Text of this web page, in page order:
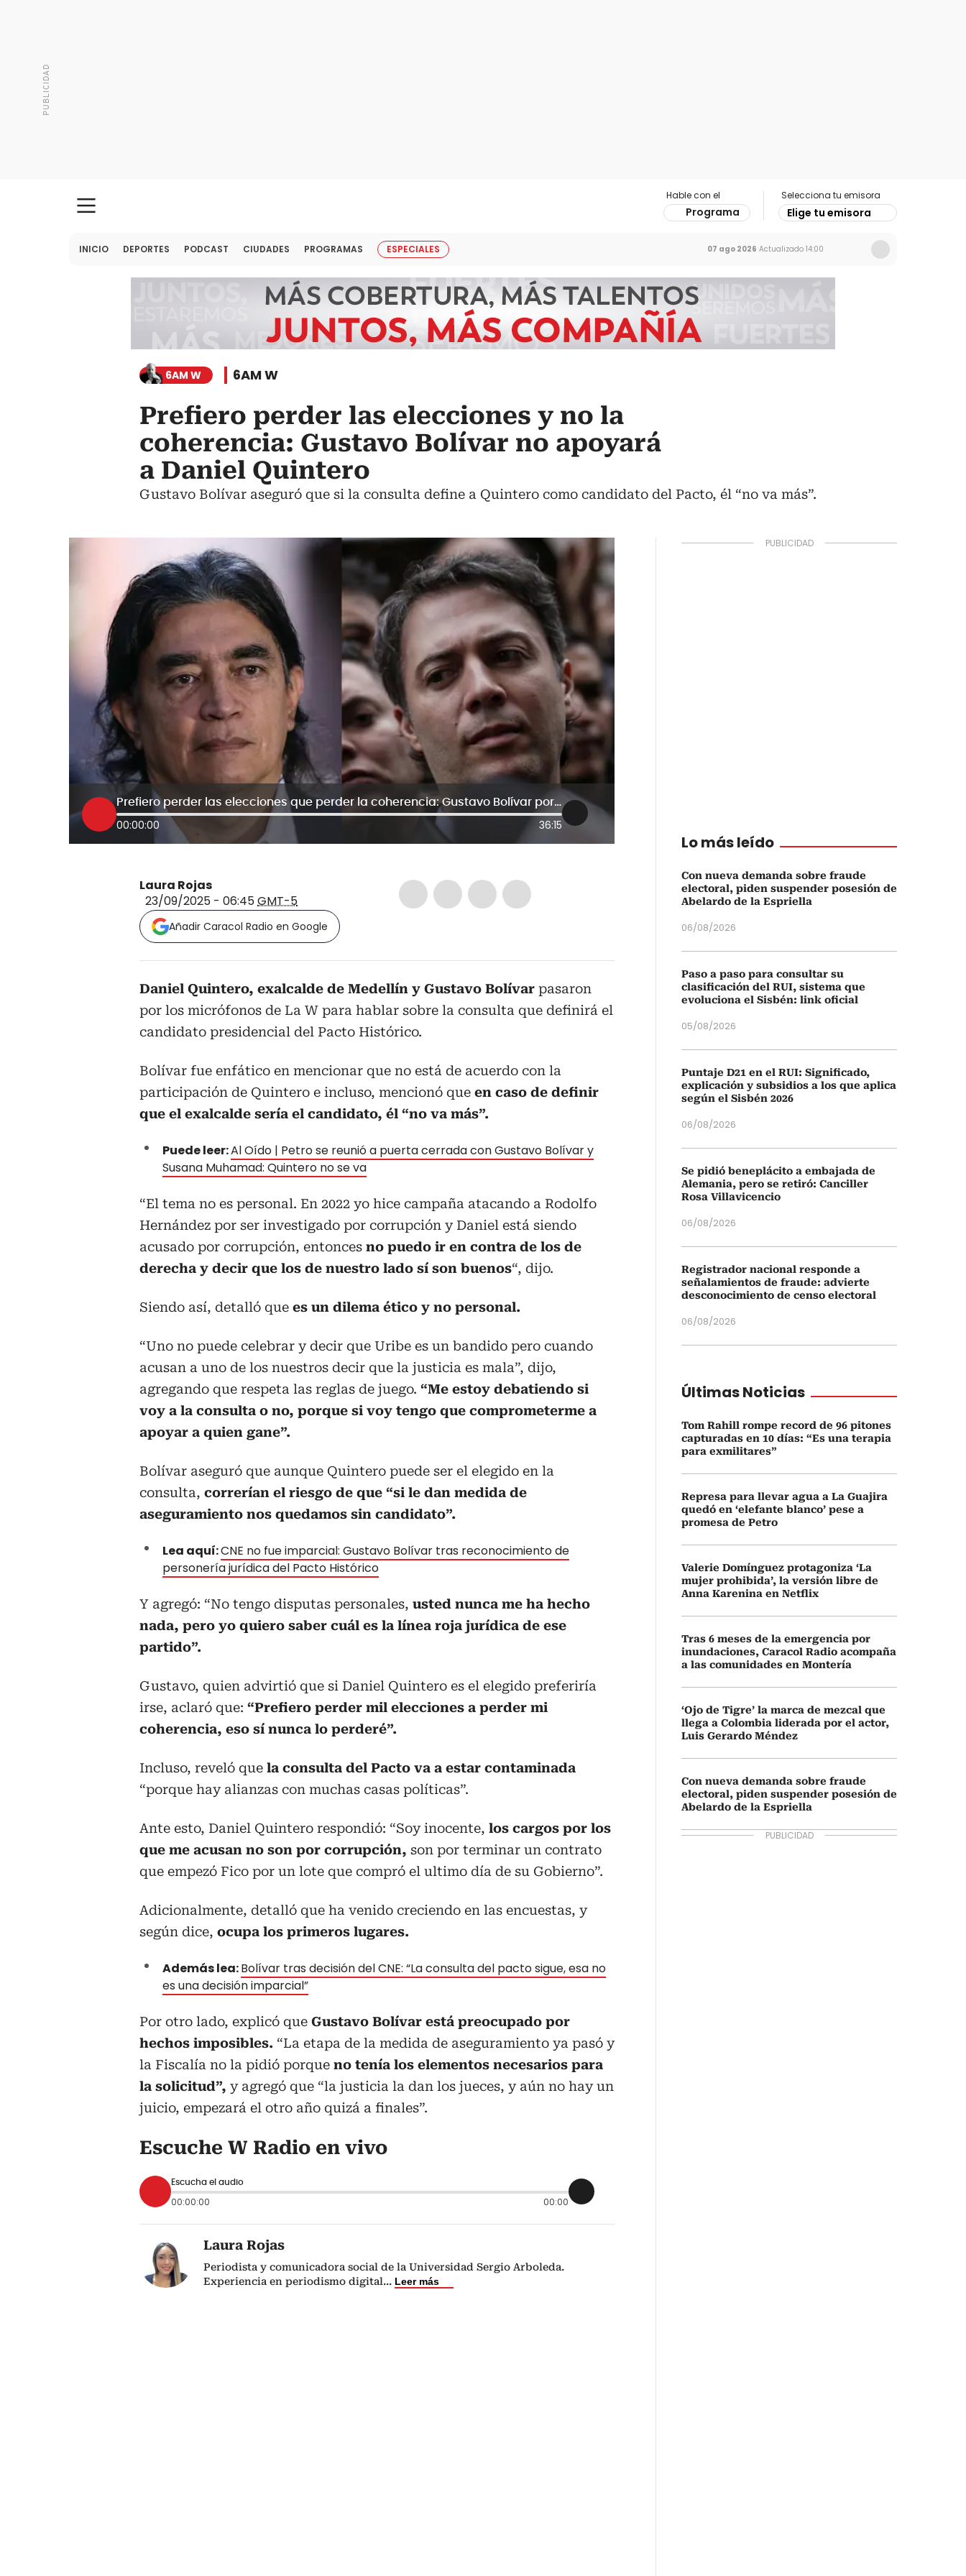
Hable con el
Programa
Selecciona tu emisora
Elige tu emisora
INICIO DEPORTES PODCAST CIUDADES PROGRAMAS ESPECIALES 07 ago 2026 Actualizado 14:00
6AM W 6AM W
Prefiero perder las elecciones y no la
coherencia: Gustavo Bolívar no apoyará
a Daniel Quintero
Gustavo Bolívar aseguró que si la consulta define a Quintero como candidato del Pacto, él “no va más”.
Prefiero perder las elecciones que perder la coherencia: Gustavo Bolívar por apoyo a Daniel Quintero
00:00:00 36:15
Laura Rojas
23/09/2025 - 06:45GMT-5
Añadir Caracol Radio en Google
Daniel Quintero, exalcalde de Medellín y Gustavo Bolívar pasaron
por los micrófonos de La W para hablar sobre la consulta que definirá el
candidato presidencial del Pacto Histórico.
Bolívar fue enfático en mencionar que no está de acuerdo con la
participación de Quintero e incluso, mencionó que en caso de definir
que el exalcalde sería el candidato, él “no va más”.
Puede leer:Al Oído | Petro se reunió a puerta cerrada con Gustavo Bolívar y
Susana Muhamad: Quintero no se va
“El tema no es personal. En 2022 yo hice campaña atacando a Rodolfo
Hernández por ser investigado por corrupción y Daniel está siendo
acusado por corrupción, entonces no puedo ir en contra de los de
derecha y decir que los de nuestro lado sí son buenos“, dijo.
Siendo así, detalló que es un dilema ético y no personal.
“Uno no puede celebrar y decir que Uribe es un bandido pero cuando
acusan a uno de los nuestros decir que la justicia es mala”, dijo,
agregando que respeta las reglas de juego. “Me estoy debatiendo si
voy a la consulta o no, porque si voy tengo que comprometerme a
apoyar a quien gane”.
Bolívar aseguró que aunque Quintero puede ser el elegido en la
consulta, correrían el riesgo de que “si le dan medida de
aseguramiento nos quedamos sin candidato”.
Lea aquí:CNE no fue imparcial: Gustavo Bolívar tras reconocimiento de
personería jurídica del Pacto Histórico
Y agregó: “No tengo disputas personales, usted nunca me ha hecho
nada, pero yo quiero saber cuál es la línea roja jurídica de ese
partido”.
Gustavo, quien advirtió que si Daniel Quintero es el elegido preferiría
irse, aclaró que: “Prefiero perder mil elecciones a perder mi
coherencia, eso sí nunca lo perderé”.
Incluso, reveló que la consulta del Pacto va a estar contaminada
“porque hay alianzas con muchas casas políticas”.
Ante esto, Daniel Quintero respondió: “Soy inocente, los cargos por los
que me acusan no son por corrupción, son por terminar un contrato
que empezó Fico por un lote que compró el ultimo día de su Gobierno”.
Adicionalmente, detalló que ha venido creciendo en las encuestas, y
según dice, ocupa los primeros lugares.
Además lea:Bolívar tras decisión del CNE: “La consulta del pacto sigue, esa no
es una decisión imparcial”
Por otro lado, explicó que Gustavo Bolívar está preocupado por
hechos imposibles. “La etapa de la medida de aseguramiento ya pasó y
la Fiscalía no la pidió porque no tenía los elementos necesarios para
la solicitud”, y agregó que “la justicia la dan los jueces, y aún no hay un
juicio, empezará el otro año quizá a finales”.
Escuche W Radio en vivo
Escucha el audio
00:00:00 00:00
Laura Rojas
Periodista y comunicadora social de la Universidad Sergio Arboleda.
Experiencia en periodismo digital... Leer más
Lo más leído
Con nueva demanda sobre fraude
electoral, piden suspender posesión de
Abelardo de la Espriella
06/08/2026
Paso a paso para consultar su
clasificación del RUI, sistema que
evoluciona el Sisbén: link oficial
05/08/2026
Puntaje D21 en el RUI: Significado,
explicación y subsidios a los que aplica
según el Sisbén 2026
06/08/2026
Se pidió beneplácito a embajada de
Alemania, pero se retiró: Canciller
Rosa Villavicencio
06/08/2026
Registrador nacional responde a
señalamientos de fraude: advierte
desconocimiento de censo electoral
06/08/2026
Últimas Noticias
Tom Rahill rompe record de 96 pitones
capturadas en 10 días: “Es una terapia
para exmilitares”
Represa para llevar agua a La Guajira
quedó en ‘elefante blanco’ pese a
promesa de Petro
Valerie Domínguez protagoniza ‘La
mujer prohibida’, la versión libre de
Anna Karenina en Netflix
Tras 6 meses de la emergencia por
inundaciones, Caracol Radio acompaña
a las comunidades en Montería
‘Ojo de Tigre’ la marca de mezcal que
llega a Colombia liderada por el actor,
Luis Gerardo Méndez
Con nueva demanda sobre fraude
electoral, piden suspender posesión de
Abelardo de la Espriella